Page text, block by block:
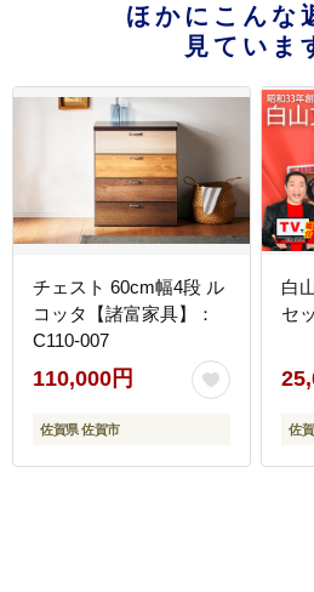
ほかにこんな
見ていま
チェスト 60cm幅4段 ル
コッタ【諸富家具】：
C110-007
110,000円
佐賀県 佐賀市
白
セ
佐